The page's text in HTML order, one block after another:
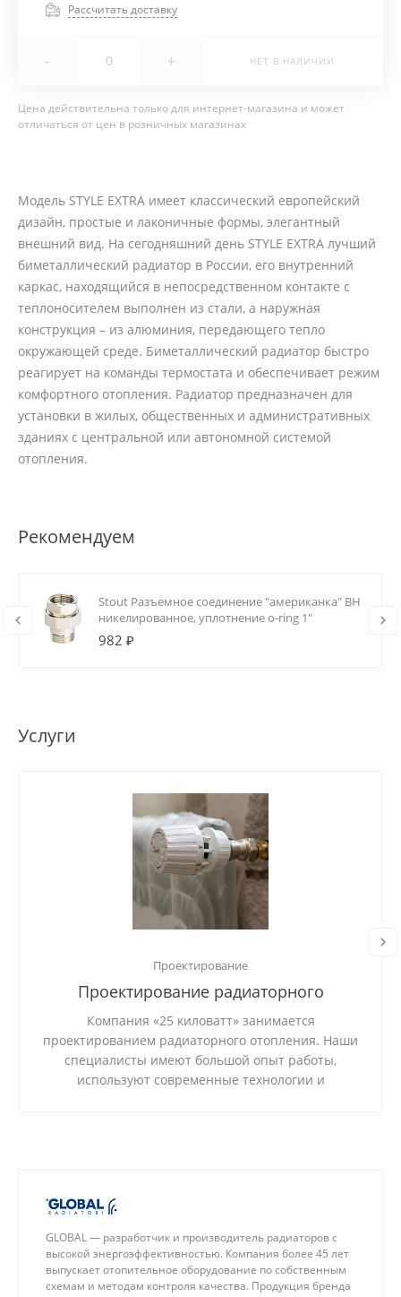
Рассчитать доставку
- + НЕТ В НАЛИЧИИ
Цена действительна только для интернет-магазина и может
отличаться от цен в розничных магазинах
Модель STYLE EXTRA имеет классический европейский
дизайн, простые и лаконичные формы, элегантный
внешний вид. На сегодняшний день STYLE EXTRA лучший
биметаллический радиатор в России, его внутренний
каркас, находящийся в непосредственном контакте с
теплоносителем выполнен из стали, а наружная
конструкция – из алюминия, передающего тепло
окружающей среде. Биметаллический радиатор быстро
реагирует на команды термостата и обеспечивает режим
комфортного отопления. Радиатор предназначен для
установки в жилых, общественных и административных
зданиях с центральной или автономной системой
отопления.
Рекомендуем
Stout Разъемное соединение "американка" ВН
никелированное, уплотнение o-ring 1"
982 ₽
Услуги
Проектирование
Проектирование радиаторного
отопления
Компания «25 киловатт» занимается
проектированием радиаторного отопления. Наши
специалисты имеют большой опыт работы,
используют современные технологии и
GLOBAL — разработчик и производитель радиаторов с
высокой энергоэффективностью. Компания более 45 лет
выпускает отопительное оборудование по собственным
схемам и методам контроля качества. Продукция бренда